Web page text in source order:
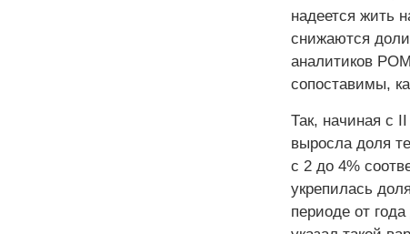
надеется жить
снижаются
аналитиков
сопоставимы,
Так, начиная с
выросла доля
с 2 до 4%
укрепилась
периоде от